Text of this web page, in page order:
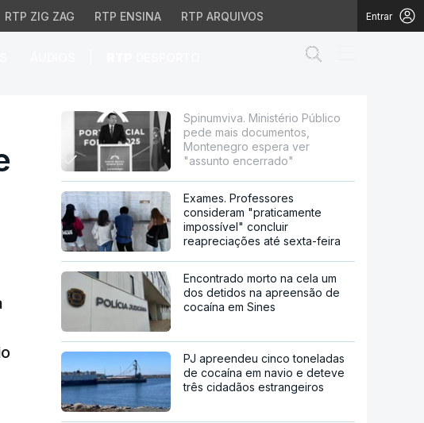
RTP ZIG ZAG RTP ENSINA RTP ARQUIVOS Entrar
documentos,
Spinumviva. Ministério Público
pede mais documentos,
Montenegro espera ver
"assunto encerrado"
Exames. Professores
consideram "praticamente
impossível" concluir
reapreciações até sexta-feira
Encontrado morto na cela um
dos detidos na apreensão de
cocaína em Sines
PJ apreendeu cinco toneladas
de cocaína em navio e deteve
três cidadãos estrangeiros